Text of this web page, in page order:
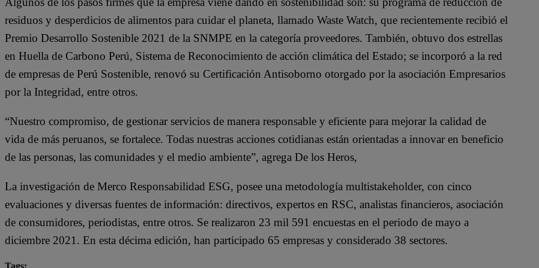
residuos y desperdicios de alimentos para cuidar el planeta, llamado Waste Watch, que recientemente recibió el
Premio Desarrollo Sostenible 2021 de la SNMPE en la categoría proveedores. También, obtuvo dos estrellas
en Huella de Carbono Perú, Sistema de Reconocimiento de acción climática del Estado; se incorporó a la red
de empresas de Perú Sostenible, renovó su Certificación Antisoborno otorgado por la asociación Empresarios
por la Integridad, entre otros.
“Nuestro compromiso, de gestionar servicios de manera responsable y eficiente para mejorar la calidad de
vida de más peruanos, se fortalece. Todas nuestras acciones cotidianas están orientadas a innovar en beneficio
de las personas, las comunidades y el medio ambiente”, agrega De los Heros,
La investigación de Merco Responsabilidad ESG, posee una metodología multistakeholder, con cinco
evaluaciones y diversas fuentes de información: directivos, expertos en RSC, analistas financieros, asociación
de consumidores, periodistas, entre otros. Se realizaron 23 mil 591 encuestas en el periodo de mayo a
diciembre 2021. En esta décima edición, han participado 65 empresas y considerado 38 sectores.
Tags: